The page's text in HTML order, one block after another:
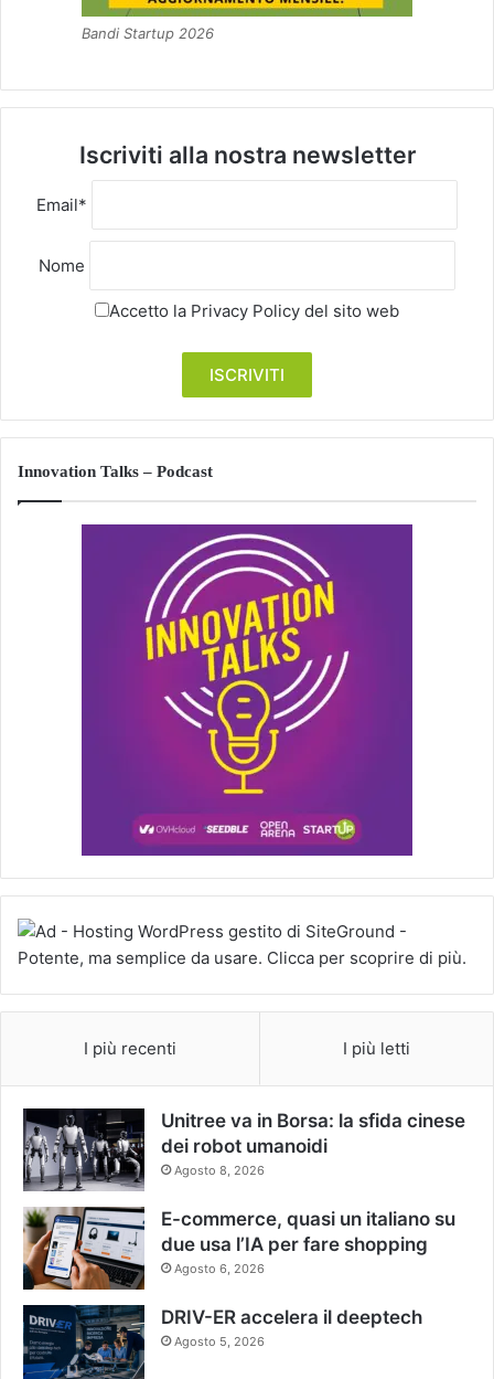
Bandi Startup 2026
Iscriviti alla nostra newsletter
Email*
Nome
Accetto la Privacy Policy del sito web
Innovation Talks – Podcast
I più recenti I più letti
Unitree va in Borsa: la sfida cinese
dei robot umanoidi
Agosto 8, 2026
E-commerce, quasi un italiano su
due usa l’IA per fare shopping
Agosto 6, 2026
DRIV-ER accelera il deeptech
Agosto 5, 2026